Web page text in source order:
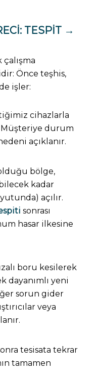
TESPIT →
çalışma
Önce teşhis,
işler:
cihazlarla
Müşteriye durum
açıklanır.
bölge,
kadar
açılır.
sonrası
hasar ilkesine
boru kesilerek
dayanımlı yeni
sorun gider
veya
tesisata tekrar
tamamen